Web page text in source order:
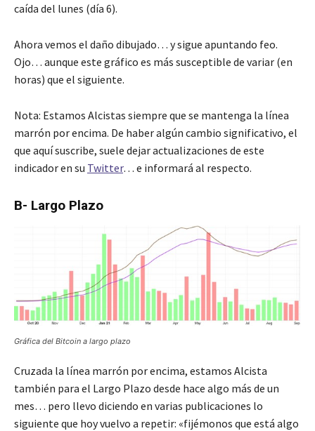
caída del lunes (día 6).
Ahora vemos el daño dibujado… y sigue apuntando feo.
Ojo… aunque este gráfico es más susceptible de variar (en
horas) que el siguiente.
Nota: Estamos Alcistas siempre que se mantenga la línea
marrón por encima. De haber algún cambio significativo, el
que aquí suscribe, suele dejar actualizaciones de este
indicador en su Twitter… e informará al respecto.
B- Largo Plazo
Gráfica del Bitcoin a largo plazo
Cruzada la línea marrón por encima, estamos Alcista
también para el Largo Plazo desde hace algo más de un
mes… pero llevo diciendo en varias publicaciones lo
siguiente que hoy vuelvo a repetir: «fijémonos que está algo